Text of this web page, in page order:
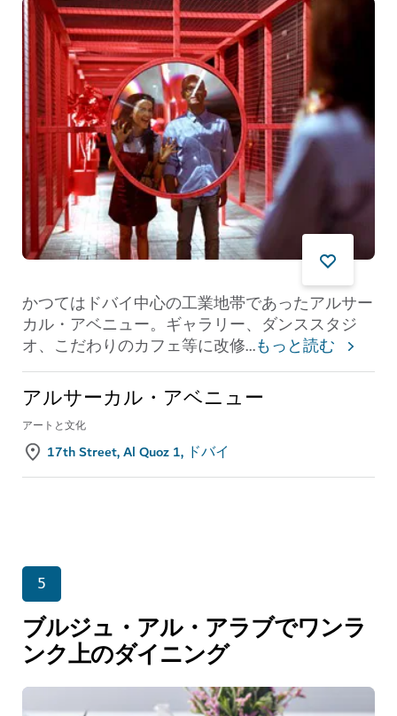
かつてはドバイ中心の工業地帯であったアルサー
カル・アベニュー。ギャラリー、ダンススタジ
オ、こだわりのカフェ等に改修...もっと読む
アルサーカル・アベニュー
アートと文化
17th Street, Al Quoz 1, ドバイ
5
ブルジュ・アル・アラブでワンラ
ンク上のダイニング